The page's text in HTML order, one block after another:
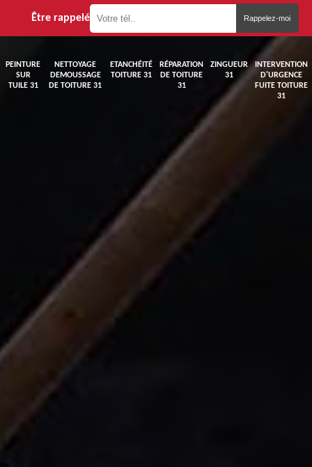
Être rappelé
PEINTURE
SUR
TUILE 31
NETTOYAGE
DEMOUSSAGE
DE TOITURE 31
ETANCHÉITÉ
TOITURE 31
RÉPARATION
DE TOITURE
31
ZINGUEUR
31
INTERVENTION
D'URGENCE
FUITE TOITURE
31